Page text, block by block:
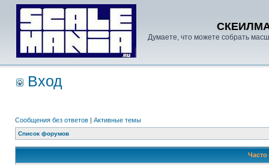
Думаете, что можете собрать
Вход
Сообщения без ответов | Активные темы
Список форумов